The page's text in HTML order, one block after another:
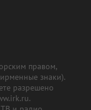
правом,
знаки).
разрешено